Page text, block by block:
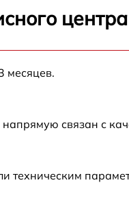
месяцев.
связан с
техническим